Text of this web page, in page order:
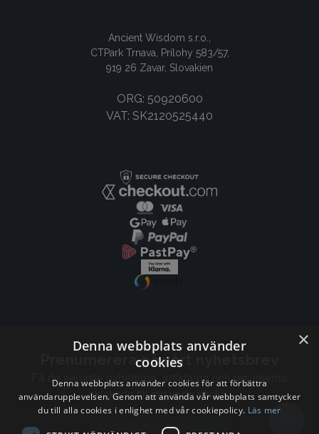
Ancient Wisdom s.r.o.,
CTPark Trnava, Prílohy 583/57,
919 26 Zavar, Slovakien
ORG: 50920600
VAT: SK2120525440
Prenumerera på vårt nyhetsbrev
Få de senaste nyheterna, artiklarna och resurserna
skickade till dig varje vecka.
×
Denna webbplats använder
cookies
Denna webbplats använder cookies för att förbättra
användarupplevelsen. Genom att använda vår webbplats samtycker
du till alla cookies i enlighet med vår cookiepolicy. Läs mer